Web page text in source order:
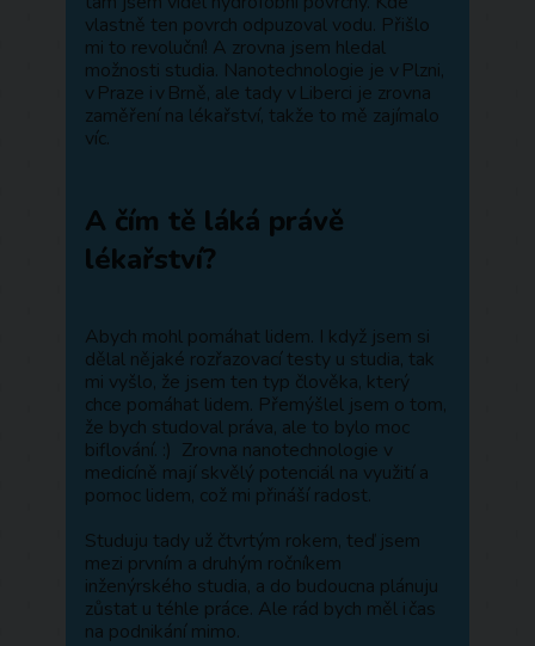
vlastně ten povrch odpuzoval vodu. Přišlo
mi to revoluční! A zrovna jsem hledal
možnosti studia. Nanotechnologie je v Plzni,
v Praze i v Brně, ale tady v Liberci je zrovna
zaměření na lékařství, takže to mě zajímalo
víc.
A čím tě láká právě
lékařství?
Abych mohl pomáhat lidem. I když jsem si
dělal nějaké rozřazovací testy u studia, tak
mi vyšlo, že jsem ten typ člověka, který
chce pomáhat lidem. Přemýšlel jsem o tom,
že bych studoval práva, ale to bylo moc
biflování. :) Zrovna nanotechnologie v
medicíně mají skvělý potenciál na využití a
pomoc lidem, což mi přináší radost.
Studuju tady už čtvrtým rokem, teď jsem
mezi prvním a druhým ročníkem
inženýrského studia, a do budoucna plánuju
zůstat u téhle práce. Ale rád bych měl i čas
na podnikání mimo.